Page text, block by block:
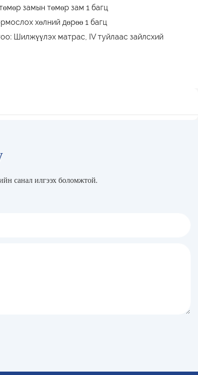
замын төмөр зам 1 багц
хөлний дөрөө 1 багц
Шилжүүлэх матрас, IV туйлаас зайлсхий
санал илгээх боломжтой.